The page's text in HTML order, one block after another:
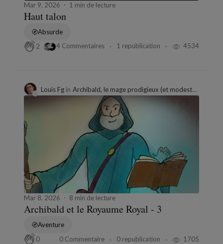
Mar 9, 2026 1 min de lecture
Haut talon
Absurde
2
4 Commentaires 1 republication 4534
Louis Fg in Archibald, le mage prodigieux (et modeste...)
Mar 8, 2026 8 min de lecture
Archibald et le Royaume Royal - 3
Aventure
0
0 Commentaire 0 republication 1705